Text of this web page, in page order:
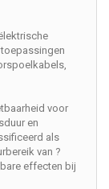
toepassingen
voor
en
als
van ?
effecten bij